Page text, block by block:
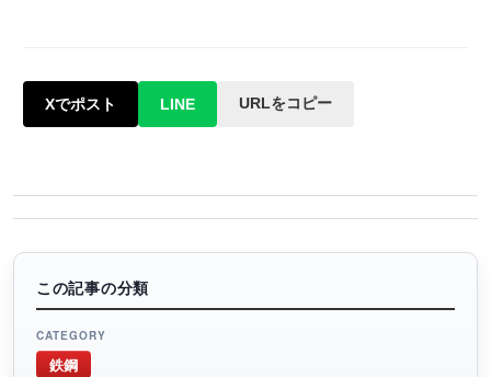
Xでポスト LINE URLをコピー
この記事の分類
CATEGORY
鉄鋼